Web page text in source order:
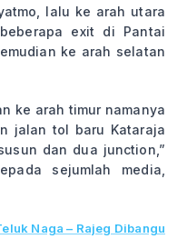
lalu ke arah utara
exit di Pantai
ke arah selatan
ke arah timur namanya
jalan tol baru Kataraja
dan dua junction,”
sejumlah media,
Naga – Rajeg Dibangu